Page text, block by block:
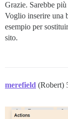
Grazie. Sarebbe
Voglio inserire una
esempio per
sito.
merefield (Robert)